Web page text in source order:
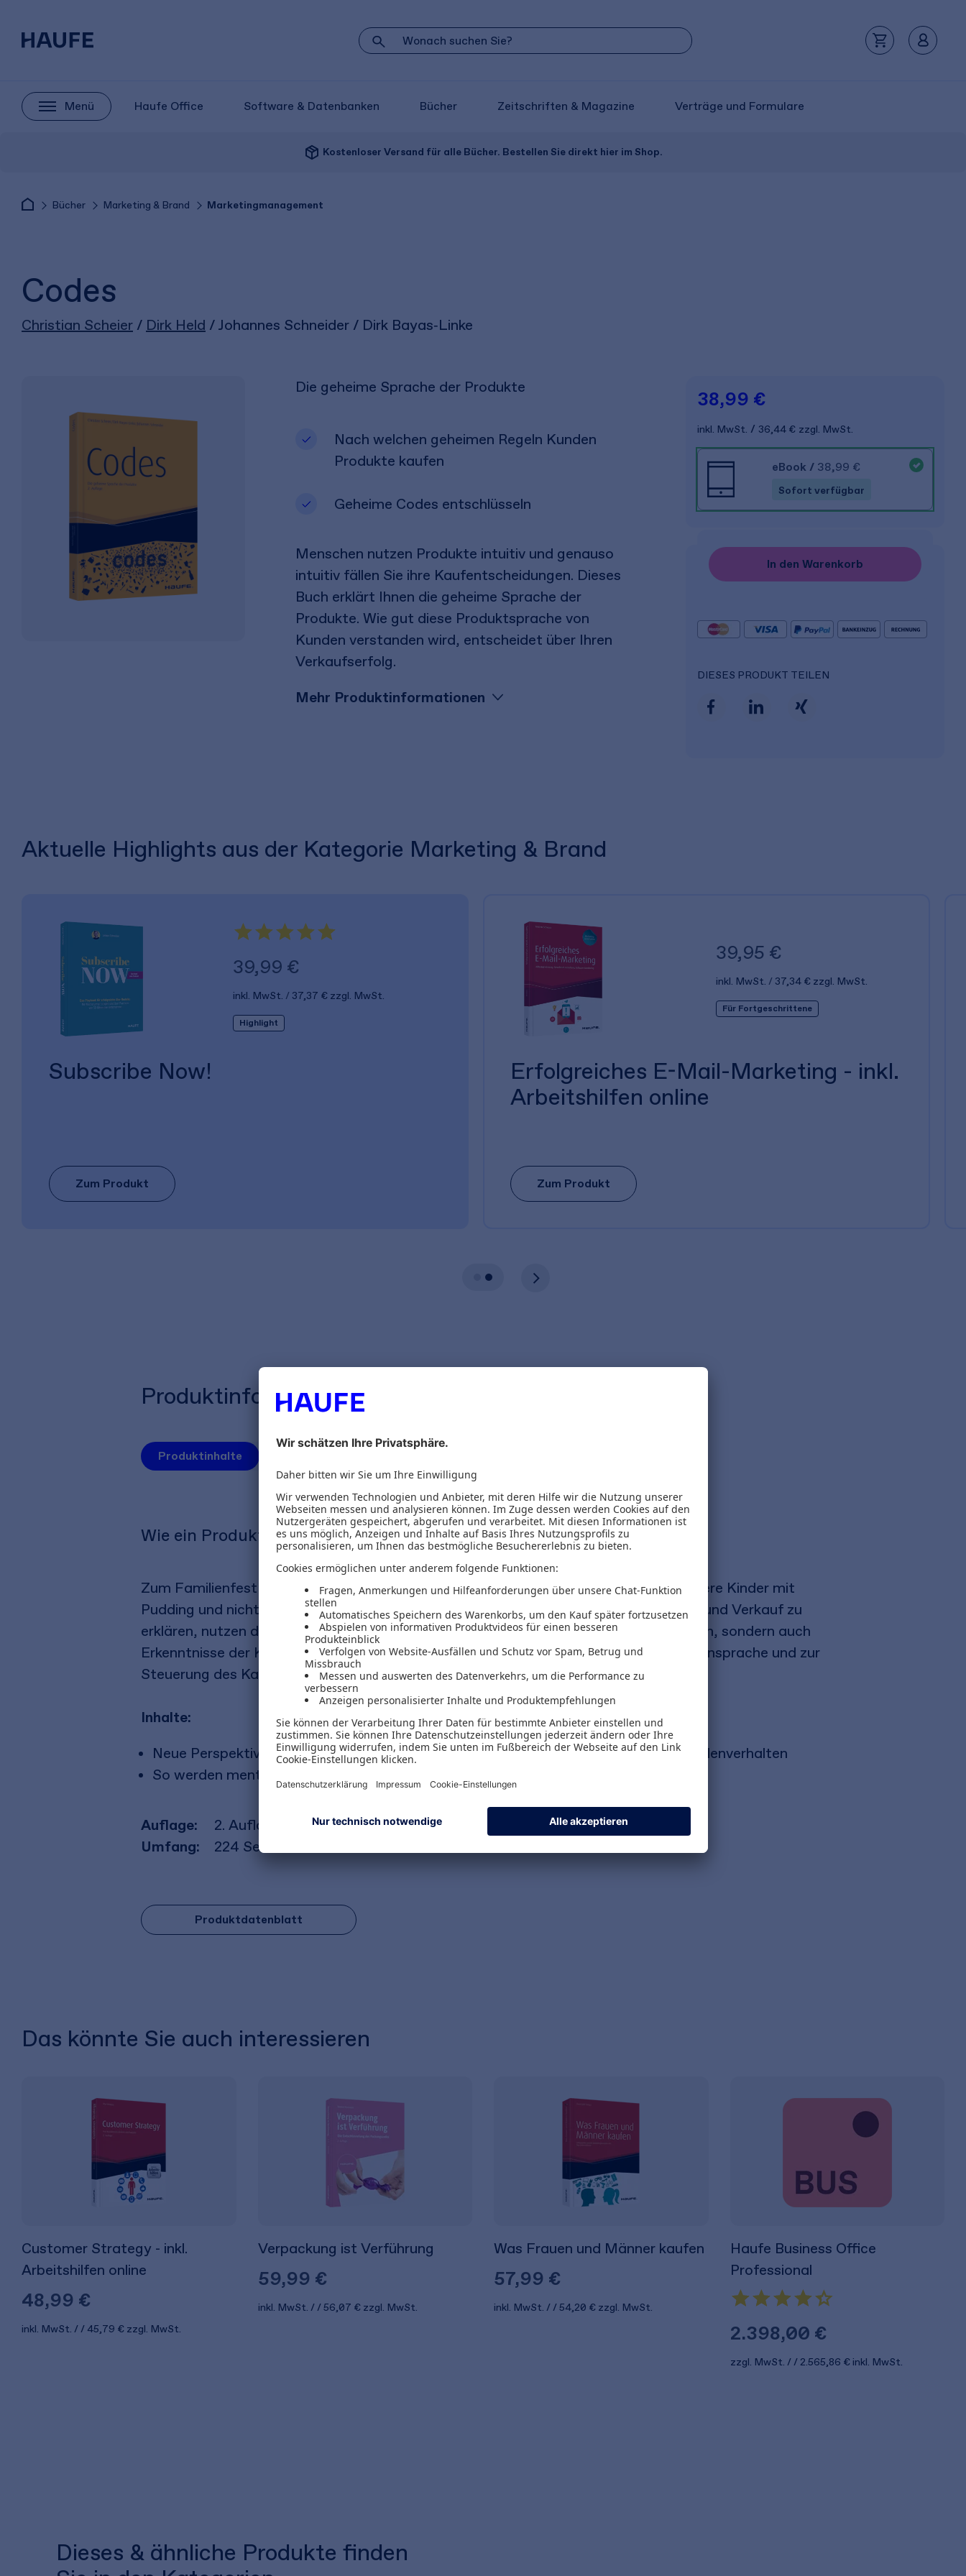
Menü Haufe Office Software & Datenbanken Bücher Zeitschriften & Magazine Verträge und Formulare
package_2 Kostenloser Versand für alle Bücher. Bestellen Sie direkt hier im Shop.
Bücher Marketing & Brand Marketingmanagement
Codes
Christian Scheier / Dirk Held / Johannes Schneider / Dirk Bayas‑Linke
Die geheime Sprache der Produkte
Nach welchen geheimen Regeln Kunden
Produkte kaufen
Geheime Codes entschlüsseln
Menschen nutzen Produkte intuitiv und genauso
intuitiv fällen Sie ihre Kaufentscheidungen. Dieses
Buch erklärt Ihnen die geheime Sprache der
Produkte. Wie gut diese Produktsprache von
Kunden verstanden wird, entscheidet über Ihren
Verkaufserfolg.
Mehr Produktinformationen
38,99 €
inkl. MwSt. 36,44 € zzgl. MwSt.
eBook / 38,99 €
Sofort verfügbar
In den Warenkorb
DIESES PRODUKT TEILEN
Aktuelle Highlights aus der Kategorie Marketing & Brand
39,99 €
inkl. MwSt. 37,37 € zzgl. MwSt.
Highlight
Subscribe Now!
Zum Produkt
39,95 €
inkl. MwSt. 37,34 € zzgl. MwSt.
Für Fortgeschrittene
Erfolgreiches E-Mail-Marketing - inkl.
Arbeitshilfen online
Zum Produkt
Produktinformationen
Produktinhalte
Wie ein Produkt zum Topseller wird
Zum Familienfest nutzen wir Pulverkaffee und keinen löslichen Kaffee. Wir trösten unsere Kinder mit
Pudding und nicht mit Joghurt. Um die Zusammenhänge zwischen Unterbewusstsein und Verkauf zu
erklären, nutzen die Autoren nicht nur Forschungsergebnisse der Neurowissenschaften, sondern auch
Erkenntnisse der Kulturwissenschaften. Das eröffnet neue Möglichkeiten der Kundenansprache und zur
Steuerung des Kaufverhaltens.
Inhalte:
Neue Perspektiven auf die Zusammenhänge zwischen Produkteigenschaft und Kundenverhalten
So werden mentale Codes für das Marketing nutzbar
Auflage:
2. Auflage 2012
Umfang:
224 Seiten
Produktdatenblatt
Das könnte Sie auch interessieren
Customer Strategy - inkl.
Arbeitshilfen online
48,99 €
inkl. MwSt. 45,79 € zzgl. MwSt.
Verpackung ist Verführung
59,99 €
inkl. MwSt. 56,07 € zzgl. MwSt.
Was Frauen und Männer kaufen
57,99 €
inkl. MwSt. 54,20 € zzgl. MwSt.
Haufe Business Office
Professional
2.398,00 €
zzgl. MwSt. 2.565,86 € inkl. MwSt.
Dieses & ähnliche Produkte finden